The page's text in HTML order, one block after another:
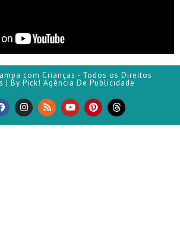
com Crianças - Todos os Direitos
| By Pick! Agência De Publicidade